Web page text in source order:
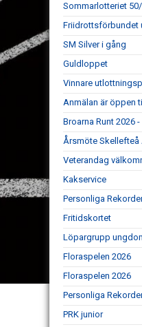
Sommarlotteriet
Friidrottsförbundet
SM Silver i gång
Guldloppet
Vinnare
Anmälan är öppen
Broarna Runt 2026
Årsmöte Skellefteå
Veterandag
Kakservice
Personliga
Fritidskortet
Löpargrupp
Floraspelen 2026
Floraspelen 2026
Personliga
PRK junior